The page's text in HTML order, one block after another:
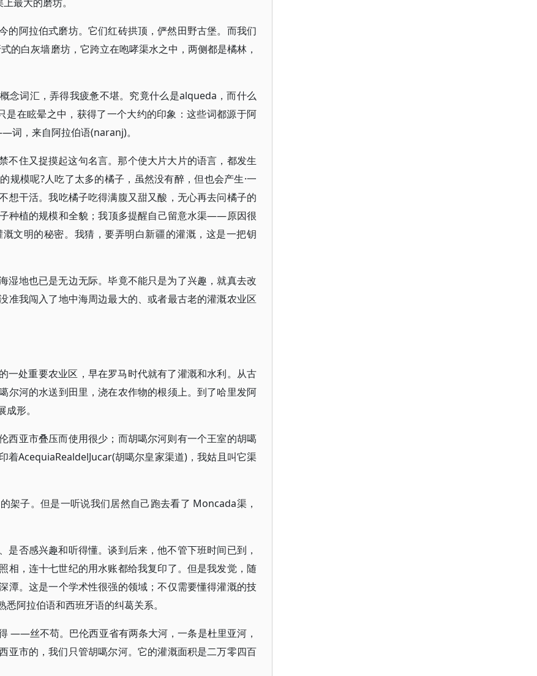
的阿拉伯式磨坊。它们红砖拱顶，俨然田野古堡。而我们
的白灰墙磨坊，它跨立在咆哮渠水之中，两侧都是橘林，
念词汇，弄得我疲惫不堪。究竟什么是alqueda，而什么
在眩晕之中，获得了一个大约的印象：这些词都源于阿
词，来自阿拉伯语(naranj)。
住又捉摸起这句名言。那个使大片大片的语言，都发生
规模呢?人吃了太多的橘子，虽然没有醉，但也会产生·一
想干活。我吃橘子吃得满腹又甜又酸，无心再去问橘子的
种植的规模和全貌；我顶多提醒自己留意水渠——原因很
文明的秘密。我猜，要弄明白新疆的灌溉，这是一把钥
湿地也已是无边无际。毕竟不能只是为了兴趣，就真去改
准我闯入了地中海周边最大的、或者最古老的灌溉农业区
一处重要农业区，早在罗马时代就有了灌溉和水利。从古
尔河的水送到田里，浇在农作物的根须上。到了哈里发阿
形。
西亚市叠压而使用很少；而胡噶尔河则有一个王室的胡噶
着AcequiaRealdelJucar(胡噶尔皇家渠道)，我姑且叫它渠
架子。但是一听说我们居然自己跑去看了 Moncada渠，
是否感兴趣和听得懂。谈到后来，他不管下班时间已到，
，连十七世纪的用水账都给我复印了。但是我发觉，随
潭。这是一个学术性很强的领域；不仅需要懂得灌溉的技
阿拉伯语和西班牙语的纠葛关系。
——丝不苟。巴伦西亚省有两条大河，一条是杜里亚河，
市的，我们只管胡噶尔河。它的灌溉面积是二万零四百